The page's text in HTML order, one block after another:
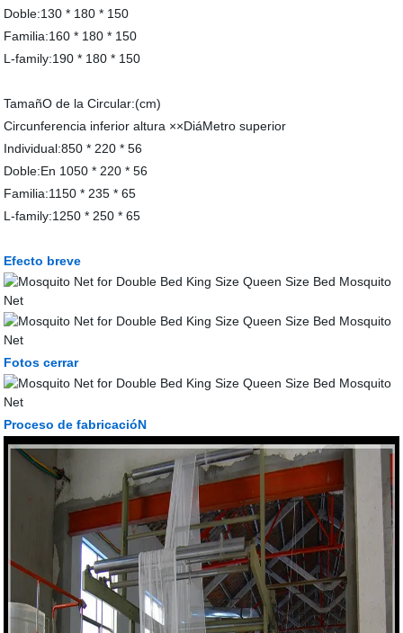
Doble:130 * 180 * 150
Familia:160 * 180 * 150
L-family:190 * 180 * 150
TamañO de la Circular:(cm)
Circunferencia inferior altura ××DiáMetro superior
Individual:850 * 220 * 56
Doble:En 1050 * 220 * 56
Familia:1150 * 235 * 65
L-family:1250 * 250 * 65
Efecto breve
Fotos cerrar
Proceso de fabricacióN